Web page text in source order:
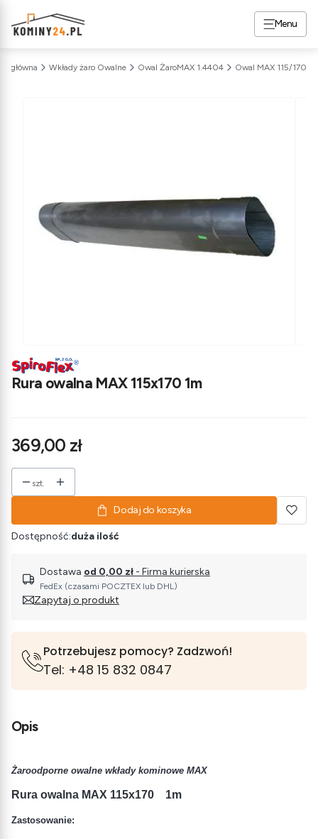
Menu
główna Wkłady żaro Owalne Owal ŻaroMAX 1.4404 Owal MAX 115/170
Rura owalna MAX 115x170 1m
Cena
369,00 zł
szt.
Dodaj do koszyka
Dostępność:duża ilość
Dostawa od 0,00 zł - Firma kurierska
FedEx (czasami POCZTEX lub DHL)
Zapytaj o produkt
Potrzebujesz pomocy? Zadzwoń!
Tel: +48 15 832 0847
Opis
Żaroodporne owalne wkłady kominowe MAX
Rura owalna MAX 115x170 1m
Zastosowanie: